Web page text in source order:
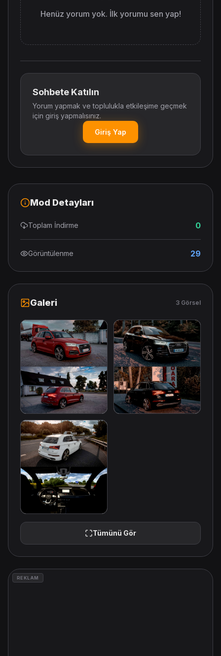
Henüz yorum yok. İlk yorumu sen yap!
Sohbete Katılın
Yorum yapmak ve toplulukla etkileşime geçmek
için giriş yapmalısınız.
Giriş Yap
Mod Detayları
Toplam İndirme 0
Görüntülenme 29
Galeri 3 Görsel
Tümünü Gör
REKLAM